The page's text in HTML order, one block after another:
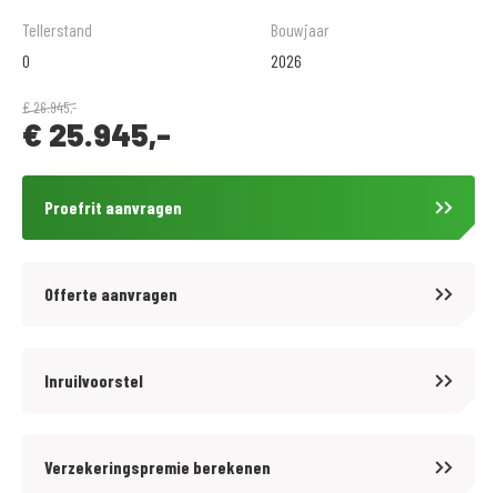
Voor meer motoren en scooters (400 stuks) zie onze website
https://www.motoport.nl/goes of kom langs!
Voor kwaliteit en betrouwbaarheid bent u al meer dan 65 jaar aan het
Zuid-West Nederland in een van de grootste motorzaken van de Benelux!
onderdelen en accessoires kunt u bij ons terecht.
Tellerstand
0
Bouwjaar
2026
€26.945,-
€ 25.945,-
Proefrit aanvragen
Offerte aanvragen
Inruilvoorstel
Verzekeringspremie berekenen